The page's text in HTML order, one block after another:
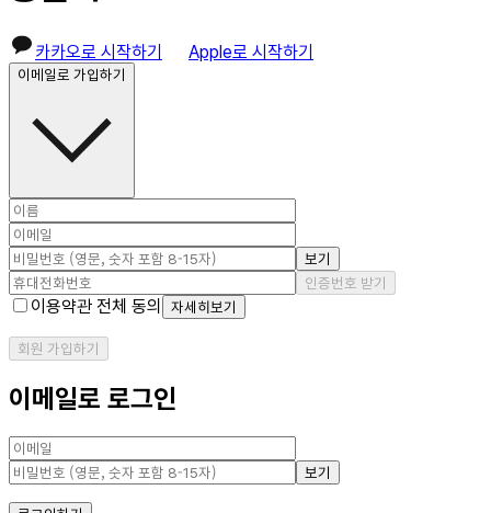
카카오로 시작하기 Apple로 시작하기
이메일로 가입하기
보기
인증번호 받기
이용약관 전체 동의 자세히보기
회원 가입하기
이메일로 로그인
보기